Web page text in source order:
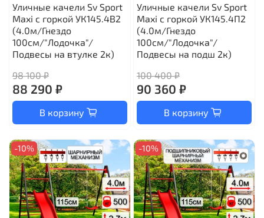
Уличные качели Sv Sport
Maxi с горкой УК145.4В2
(4.0м/Гнездо
100см/"Лодочка"/
Подвесы на втулке 2к)
98 100 ₽
88 290 ₽
В корзину
Уличные качели Sv Sport
Maxi с горкой УК145.4П2
(4.0м/Гнездо
100см/"Лодочка"/
Подвесы на подш 2к)
100 400 ₽
90 360 ₽
В корзину
-10% -10%